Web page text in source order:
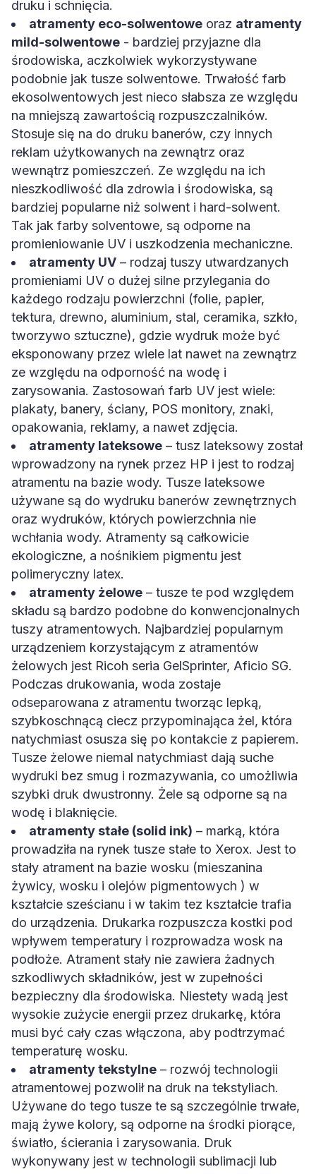
druku i schnięcia.
atramenty eco-solwentowe oraz atramenty
mild-solwentowe - bardziej przyjazne dla
środowiska, aczkolwiek wykorzystywane
podobnie jak tusze solwentowe. Trwałość farb
ekosolwentowych jest nieco słabsza ze względu
na mniejszą zawartością rozpuszczalników.
Stosuje się na do druku banerów, czy innych
reklam użytkowanych na zewnątrz oraz
wewnątrz pomieszczeń. Ze względu na ich
nieszkodliwość dla zdrowia i środowiska, są
bardziej popularne niż solwent i hard-solwent.
Tak jak farby solventowe, są odporne na
promieniowanie UV i uszkodzenia mechaniczne.
atramenty UV – rodzaj tuszy utwardzanych
promieniami UV o dużej silne przylegania do
każdego rodzaju powierzchni (folie, papier,
tektura, drewno, aluminium, stal, ceramika, szkło,
tworzywo sztuczne), gdzie wydruk może być
eksponowany przez wiele lat nawet na zewnątrz
ze względu na odporność na wodę i
zarysowania. Zastosowań farb UV jest wiele:
plakaty, banery, ściany, POS monitory, znaki,
opakowania, reklamy, a nawet zdjęcia.
atramenty lateksowe – tusz lateksowy został
wprowadzony na rynek przez HP i jest to rodzaj
atramentu na bazie wody. Tusze lateksowe
używane są do wydruku banerów zewnętrznych
oraz wydruków, których powierzchnia nie
wchłania wody. Atramenty są całkowicie
ekologiczne, a nośnikiem pigmentu jest
polimeryczny latex.
atramenty żelowe – tusze te pod względem
składu są bardzo podobne do konwencjonalnych
tuszy atramentowych. Najbardziej popularnym
urządzeniem korzystającym z atramentów
żelowych jest Ricoh seria GelSprinter, Aficio SG.
Podczas drukowania, woda zostaje
odseparowana z atramentu tworząc lepką,
szybkoschnącą ciecz przypominająca żel, która
natychmiast osusza się po kontakcie z papierem.
Tusze żelowe niemal natychmiast dają suche
wydruki bez smug i rozmazywania, co umożliwia
szybki druk dwustronny. Żele są odporne są na
wodę i blaknięcie.
atramenty stałe (solid ink) – marką, która
prowadziła na rynek tusze stałe to Xerox. Jest to
stały atrament na bazie wosku (mieszanina
żywicy, wosku i olejów pigmentowych ) w
kształcie sześcianu i w takim tez kształcie trafia
do urządzenia. Drukarka rozpuszcza kostki pod
wpływem temperatury i rozprowadza wosk na
podłoże. Atrament stały nie zawiera żadnych
szkodliwych składników, jest w zupełności
bezpieczny dla środowiska. Niestety wadą jest
wysokie zużycie energii przez drukarkę, która
musi być cały czas włączona, aby podtrzymać
temperaturę wosku.
atramenty tekstylne – rozwój technologii
atramentowej pozwolił na druk na tekstyliach.
Używane do tego tusze te są szczególnie trwałe,
mają żywe kolory, są odporne na środki piorące,
światło, ścierania i zarysowania. Druk
wykonywany jest w technologii sublimacji lub